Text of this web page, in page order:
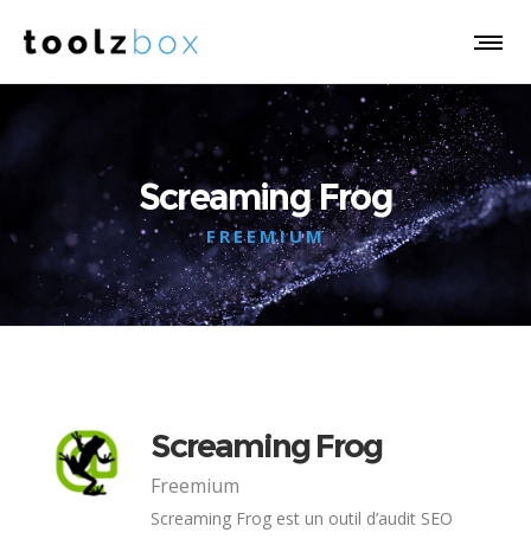
Screaming Frog
FREEMIUM
Screaming Frog
Freemium
Screaming Frog est un outil d’audit SEO